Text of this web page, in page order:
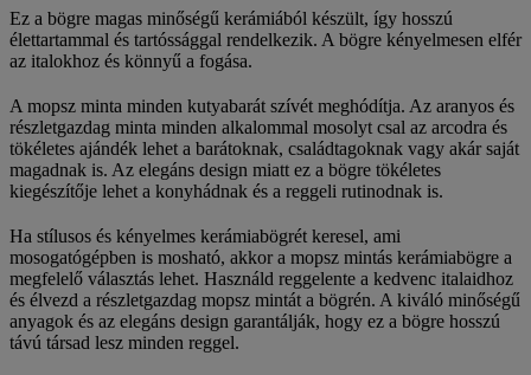
Ez a bögre magas minőségű kerámiából készült, így hosszú
élettartammal és tartóssággal rendelkezik. A bögre kényelmesen elfér
az italokhoz és könnyű a fogása.
A mopsz minta minden kutyabarát szívét meghódítja. Az aranyos és
részletgazdag minta minden alkalommal mosolyt csal az arcodra és
tökéletes ajándék lehet a barátoknak, családtagoknak vagy akár saját
magadnak is. Az elegáns design miatt ez a bögre tökéletes
kiegészítője lehet a konyhádnak és a reggeli rutinodnak is.
Ha stílusos és kényelmes kerámiabögrét keresel, ami
mosogatógépben is mosható, akkor a mopsz mintás kerámiabögre a
megfelelő választás lehet. Használd reggelente a kedvenc italaidhoz
és élvezd a részletgazdag mopsz mintát a bögrén. A kiváló minőségű
anyagok és az elegáns design garantálják, hogy ez a bögre hosszú
távú társad lesz minden reggel.